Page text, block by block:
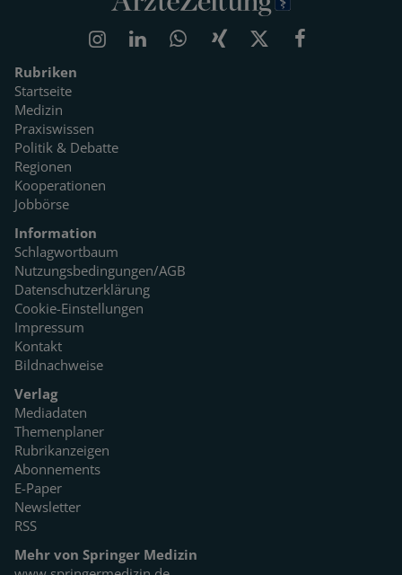
Rubriken
Startseite
Medizin
Praxiswissen
Politik & Debatte
Regionen
Kooperationen
Jobbörse
Information
Schlagwortbaum
Nutzungsbedingungen/AGB
Datenschutzerklärung
Cookie-Einstellungen
Impressum
Kontakt
Bildnachweise
Verlag
Mediadaten
Themenplaner
Rubrikanzeigen
Abonnements
E-Paper
Newsletter
RSS
Mehr von Springer Medizin